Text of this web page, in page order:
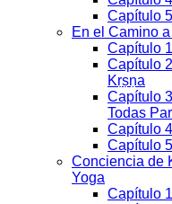
Capítulo
En el Camino
Capítulo
Capítulo
Kṛṣṇa
Capítulo
Todas
Capítulo
Capítulo
Conciencia de
Yoga
Capítulo